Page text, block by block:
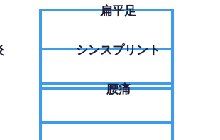
扁平足
シンスプリント
腰痛